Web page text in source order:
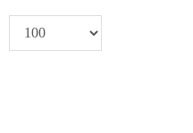
Pokaż #